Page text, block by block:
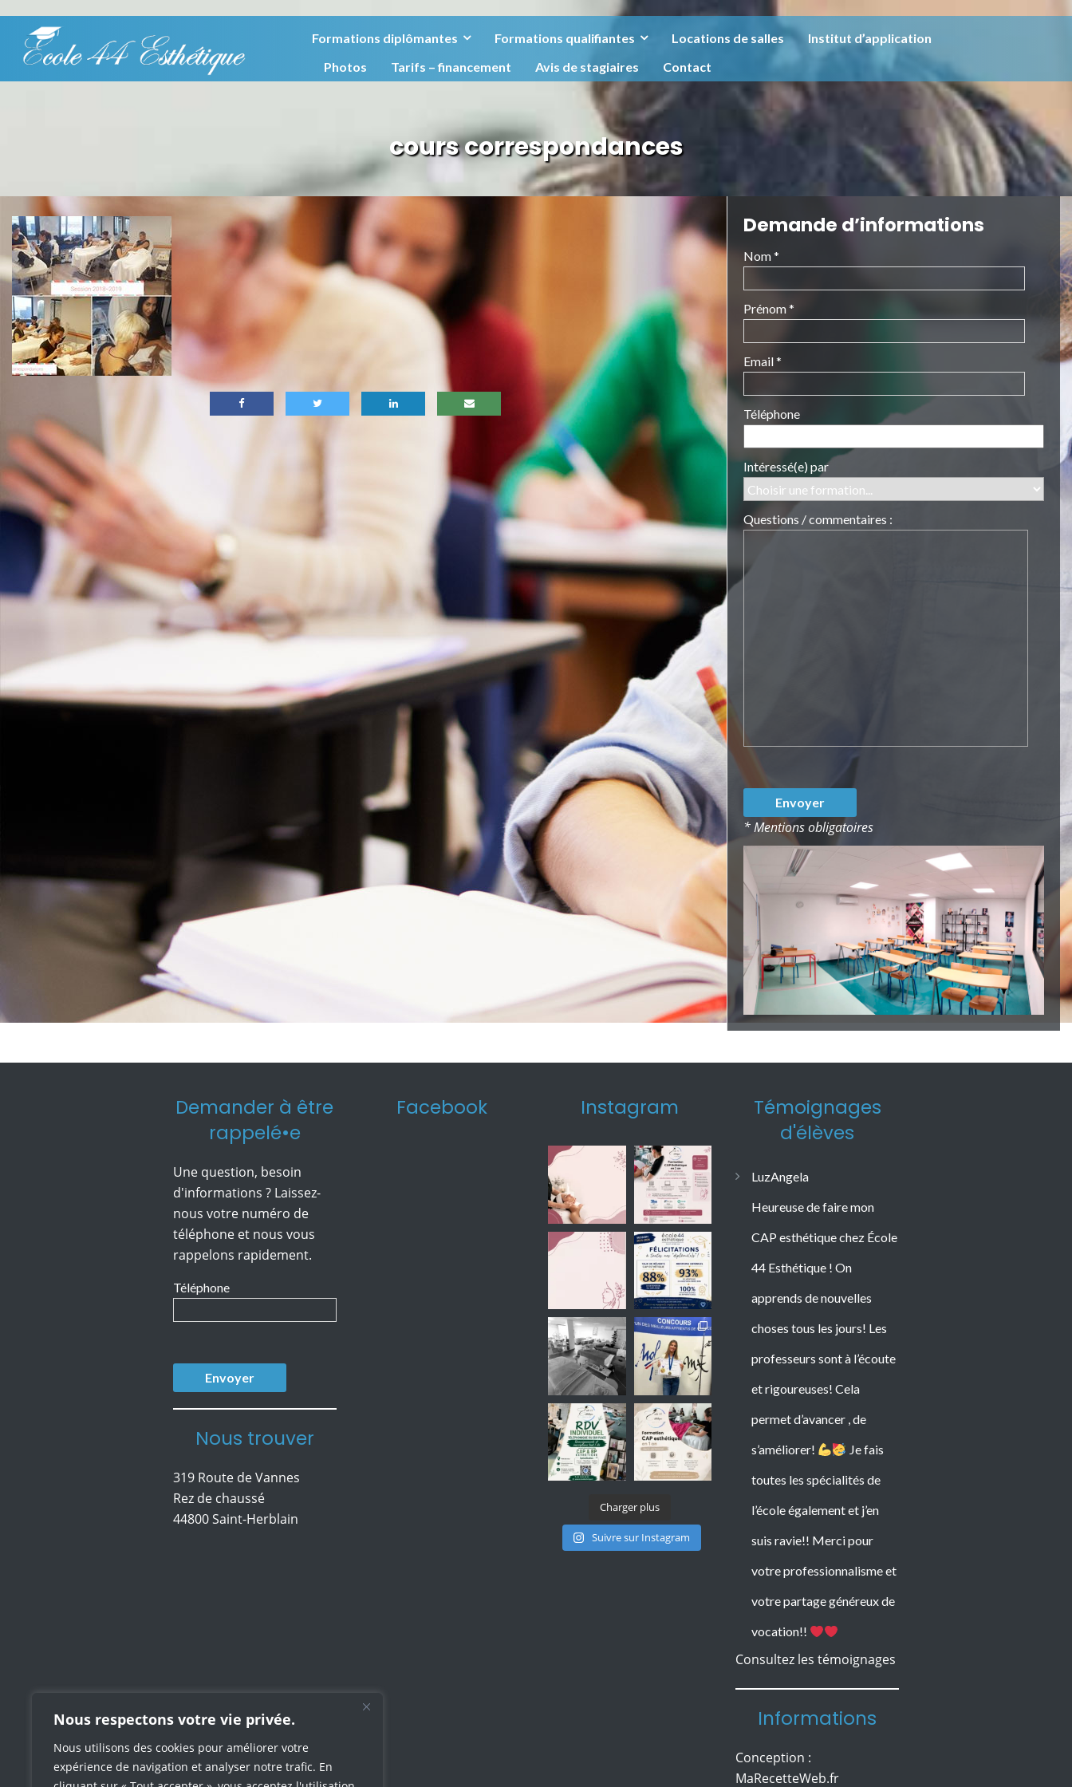
Nous respectons votre vie privée.
Nous utilisons des cookies pour améliorer votre
expérience de navigation et analyser notre trafic. En
Formations diplômantes Formations qualifiantes Locations de salles
Institut d’application
Photos
Tarifs – financement Avis de stagiaires Contact
cours correspondances
Demande d’informations
Nom *
Prénom *
Email *
Téléphone
Intéressé(e) par
Questions / commentaires :
* Mentions obligatoires
Demander à être
rappelé•e
Une question, besoin
d'informations ? Laissez-
nous votre numéro de
téléphone et nous vous
rappelons rapidement.
Téléphone
Nous trouver
319 Route de Vannes
Rez de chaussé
44800 Saint-Herblain
Facebook Instagram
Charger plus
Suivre sur Instagram
Témoignages
d'élèves
LuzAngela
Heureuse de faire mon
CAP esthétique chez École
44 Esthétique ! On
apprends de nouvelles
choses tous les jours! Les
professeurs sont à l’écoute
et rigoureuses! Cela
permet d’avancer , de
s’améliorer!
Je fais
toutes les spécialités de
l’école également et j’en
suis ravie!! Merci pour
votre professionnalisme et
votre partage généreux de
vocation!!
Herbreteau
accessible aux débutants,
Marina est une formation
Consultez les témoignages
Informations
Conception :
MaRecetteWeb.fr
Mentions légales
Esthétique